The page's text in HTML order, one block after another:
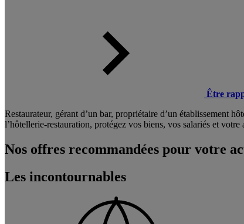
Être
Restaurateur, gérant d’un bar, propriétaire d’un établissement
l’hôtellerie-restauration, protégez vos biens, vos salariés et votre
Nos offres recommandées pour votre
Les incontournables